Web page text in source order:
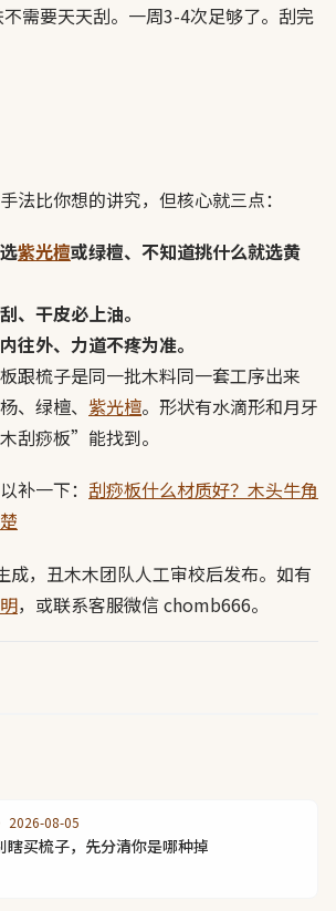
需要天天刮。一周3-4次足够了。刮完
法比你想的讲究，但核心就三点：
紫光檀或绿檀、不知道挑什么就选黄
、干皮必上油。
往外、力道不疼为准。
跟梳子是同一批木料同一套工序出来
、绿檀、 紫光檀。形状有水滴形和月牙
刮痧板”能找到。
补一下： 刮痧板什么材质好？木头牛角
成，丑木木团队人工审校后发布。如有
，或联系客服微信 chomb666。
2026-08-05
瞎买梳子，先分清你是哪种掉